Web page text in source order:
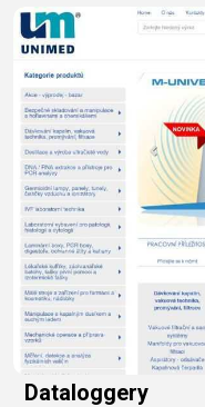
Dataloggery